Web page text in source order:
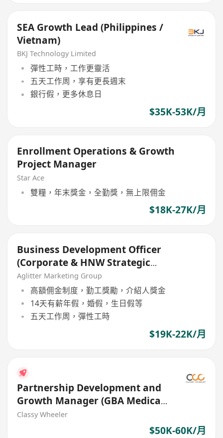
SEA Growth Lead (Philippines /
Vietnam)
BKJ Technology Limited
彈性工時，工作更靈活
五天工作周，享有更長週末
銀行假，更多休息日
$35K-53K/月
Enrollment Operations & Growth
Project Manager
Star Ace
雙糧，年末獎金，全勤獎，無上限佣金
$18K-27K/月
Business Development Officer
(Corporate & HNW Strategic
Growth)
Aglitter Marketing Group
高額佣金制度，勤工獎勵，介紹人獎金
14天有薪年假，婚假，生日假等
五天工作周，彈性工時
$19K-22K/月
Partnership Development and
Growth Manager (GBA Medical
/ Insurance)
Classy Wheeler
$50K-60K/月